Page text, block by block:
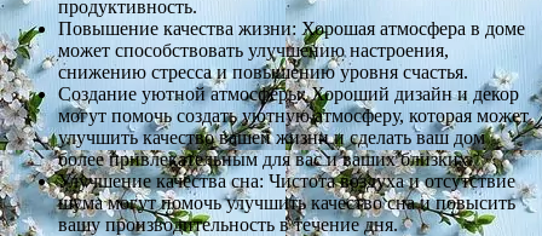
продуктивность.
Повышение качества жизни: Хорошая атмосфера в доме
может способствовать улучшению настроения,
снижению стресса и повышению уровня счастья.
Создание уютной атмосферы: Хороший дизайн и декор
могут помочь создать уютную атмосферу, которая может
улучшить качество вашей жизни и сделать ваш дом
более привлекательным для вас и ваших близких.
Улучшение качества сна: Чистота воздуха и отсутствие
шума могут помочь улучшить качество сна и повысить
вашу производительность в течение дня.